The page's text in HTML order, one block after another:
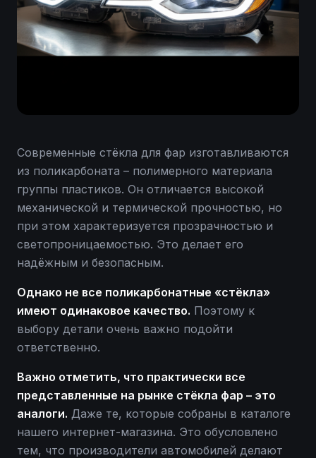
Современные стёкла для фар изготавливаются
из поликарбоната – полимерного материала
группы пластиков. Он отличается высокой
механической и термической прочностью, но
при этом характеризуется прозрачностью и
светопроницаемостью. Это делает его
надёжным и безопасным.
Однако не все поликарбонатные «стёкла»
имеют одинаковое качество. Поэтому к
выбору детали очень важно подойти
ответственно.
Важно отметить, что практически все
представленные на рынке стёкла фар – это
аналоги. Даже те, которые собраны в каталоге
нашего интернет-магазина. Это обусловлено
тем, что производители автомобилей делают